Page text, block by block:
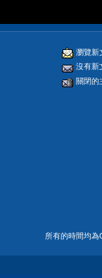
瀏覽新
沒有新
關閉的
所有的時間均為